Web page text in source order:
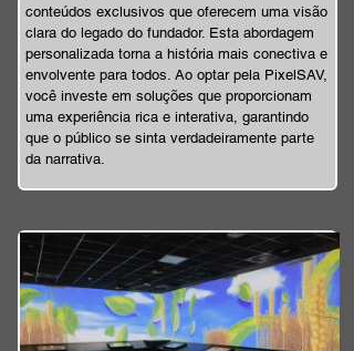
conteúdos exclusivos que oferecem uma visão
clara do legado do fundador. Esta abordagem
personalizada torna a história mais conectiva e
envolvente para todos. Ao optar pela PixelSAV,
você investe em soluções que proporcionam
uma experiência rica e interativa, garantindo
que o público se sinta verdadeiramente parte
da narrativa.